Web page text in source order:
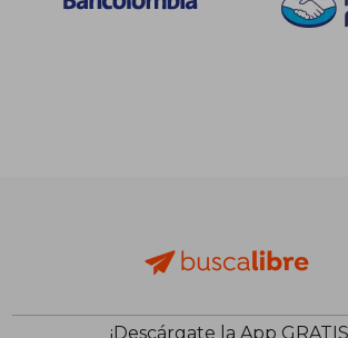
¡Descárgate la App